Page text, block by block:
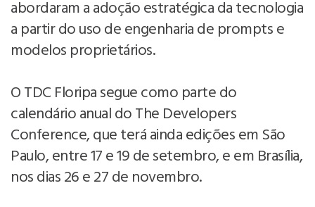
abordaram a adoção estratégica da tecnologia
a partir do uso de engenharia de prompts e
modelos proprietários.
O TDC Floripa segue como parte do
calendário anual do The Developers
Conference, que terá ainda edições em São
Paulo, entre 17 e 19 de setembro, e em Brasília,
nos dias 26 e 27 de novembro.